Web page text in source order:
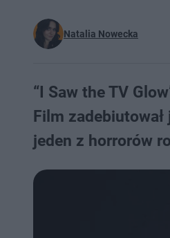
Natalia Nowecka
“I Saw the TV
Film
jeden z horrorów